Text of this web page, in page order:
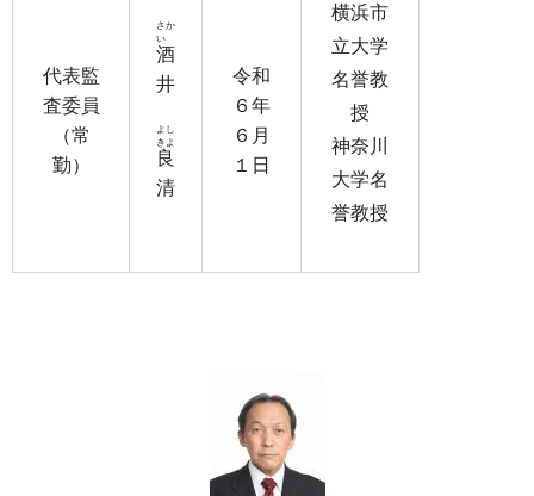
代表監
査委員
（常
勤）
酒
井
さか
い
良
清
よし
きよ
令和
６年
６月
１日
横浜市
立大学
名誉教
授
神奈川
大学名
誉教授